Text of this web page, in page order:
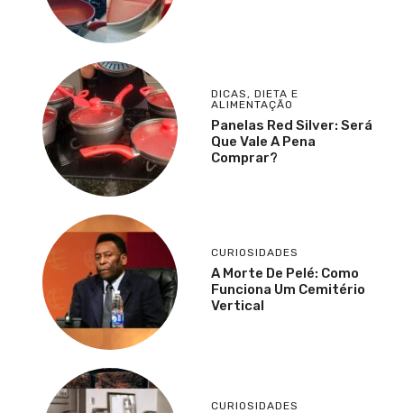
DICAS, DIETA E
ALIMENTAÇÃO
Panelas Red Silver: Será
Que Vale A Pena
Comprar?
CURIOSIDADES
A Morte De Pelé: Como
Funciona Um Cemitério
Vertical
CURIOSIDADES